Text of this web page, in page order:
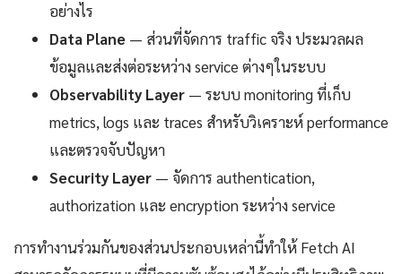
อย่างไร
Data Plane — ส่วนที่จัดการ traffic จริง ประมวลผล
ข้อมูลและส่งต่อระหว่าง service ต่างๆในระบบ
Observability Layer — ระบบ monitoring ที่เก็บ
metrics, logs และ traces สำหรับวิเคราะห์ performance
และตรวจจับปัญหา
Security Layer — จัดการ authentication,
authorization และ encryption ระหว่าง service
การทำงานร่วมกันของส่วนประกอบเหล่านี้ทำให้ Fetch AI